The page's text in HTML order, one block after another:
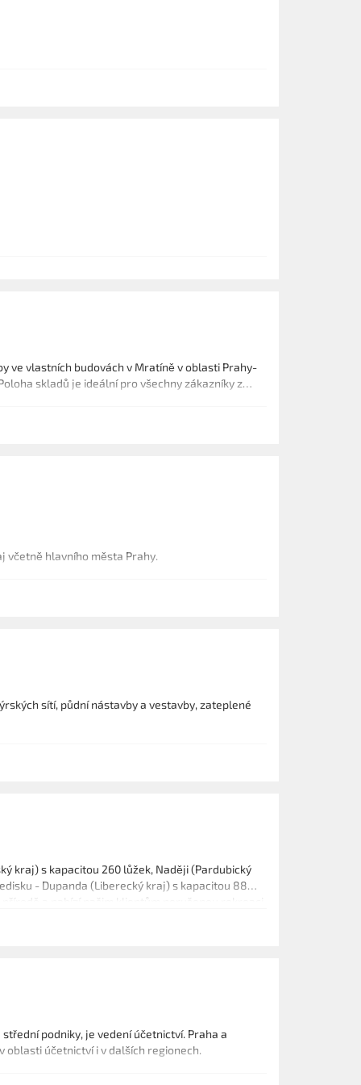
ve vlastních budovách v Mratíně v oblasti Prahy-
skladů je ideální pro všechny zákazníky z
včetně hlavního města Prahy.
sítí, půdní nástavby a vestavby, zateplené
kraj) s kapacitou 260 lůžek, Naději (Pardubický
- Dupanda (Liberecký kraj) s kapacitou 88
a nabízí našim klientům nerušenou rekreaci
pozitivními zážitky a vzpomínkami.
podniky, je vedení účetnictví. Praha a
oblasti účetnictví i v dalších regionech.